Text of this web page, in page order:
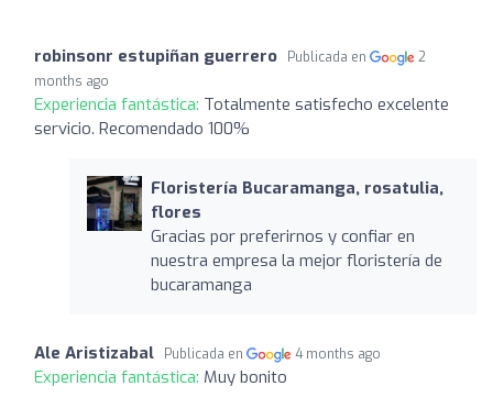
robinsonr estupiñan guerrero Publicada en
2
months ago
Experiencia fantástica: Totalmente satisfecho excelente
servicio. Recomendado 100%
Floristería Bucaramanga, rosatulia,
flores
Gracias por preferirnos y confiar en
nuestra empresa la mejor floristería de
bucaramanga
Ale Aristizabal Publicada en 4 months ago
Experiencia fantástica: Muy bonito